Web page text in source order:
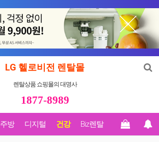
LG 헬로비전 렌탈몰
렌탈상품 쇼핑몰의 대명사
1877-8989
주방 디지털 건강 Biz렌탈